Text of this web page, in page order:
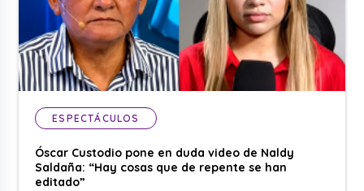
ESPECTÁCULOS
Óscar Custodio pone en duda video de Naldy
Saldaña: “Hay cosas que de repente se han
editado”